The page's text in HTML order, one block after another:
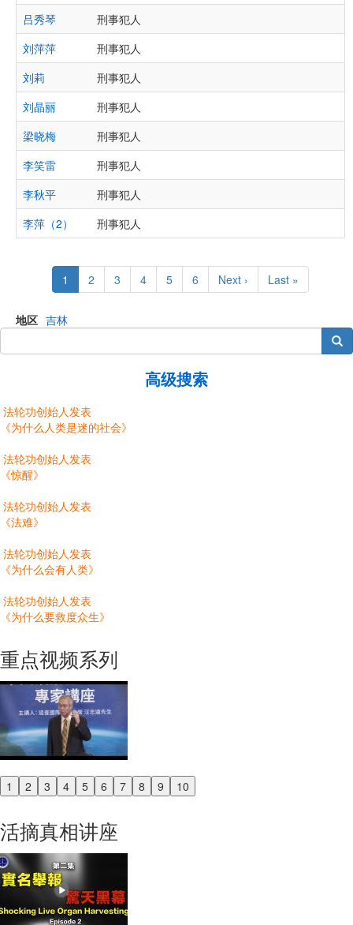
吕秀琴
刑事犯人
刘萍萍
刑事犯人
刘莉
刑事犯人
刘晶丽
刑事犯人
梁晓梅
刑事犯人
李笑雷
刑事犯人
李秋平
刑事犯人
李萍（2）
刑事犯人
Pagination
Current
page
1 Page
2 Page
3 Page
4 Page
5 Page
6
Next
page
Next ›
Last
page
Last »
地区 吉林
搜索
高级搜索
法轮功创始人发表
《为什么人类是迷的社会》
法轮功创始人发表
《惊醒》
法轮功创始人发表
《法难》
法轮功创始人发表
《为什么会有人类》
法轮功创始人发表
《为什么要救度众生》
重点视频系列
1 2 3 4 5 6 7 8 9 10
Previous
活摘真相讲座